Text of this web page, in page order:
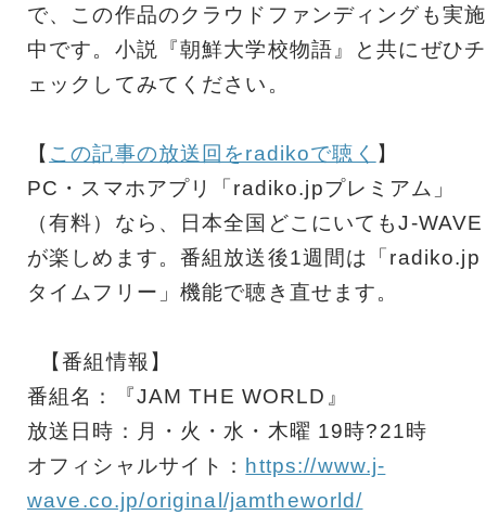
で、この作品のクラウドファンディングも実施
中です。小説『朝鮮大学校物語』と共にぜひチ
ェックしてみてください。
【 この記事の放送回をradikoで聴く 】
PC・スマホアプリ「radiko.jpプレミアム」
（有料）なら、日本全国どこにいてもJ-WAVE
が楽しめます。番組放送後1週間は「radiko.jp
タイムフリー」機能で聴き直せます。
【番組情報】
番組名：『JAM THE WORLD』
放送日時：月・火・水・木曜 19時?21時
オフィシャルサイト： https://www.j-
wave.co.jp/original/jamtheworld/